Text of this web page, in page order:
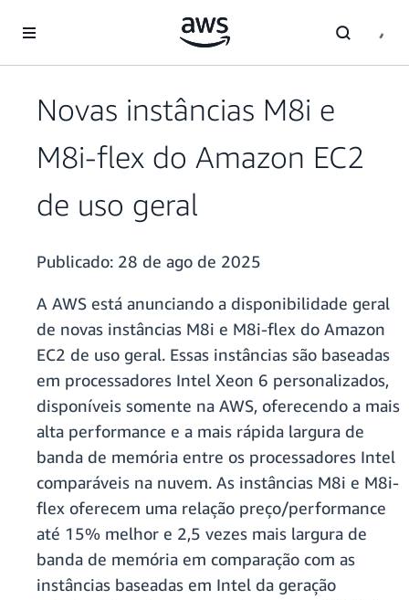
Pular para o conteúdo principal
Novas instâncias M8i e
M8i-flex do Amazon EC2
de uso geral
Publicado: 28 de ago de 2025
A AWS está anunciando a disponibilidade geral
de novas instâncias M8i e M8i-flex do Amazon
EC2 de uso geral. Essas instâncias são baseadas
em processadores Intel Xeon 6 personalizados,
disponíveis somente na AWS, oferecendo a mais
alta performance e a mais rápida largura de
banda de memória entre os processadores Intel
comparáveis na nuvem. As instâncias M8i e M8i-
flex oferecem uma relação preço/performance
até 15% melhor e 2,5 vezes mais largura de
banda de memória em comparação com as
instâncias baseadas em Intel da geração